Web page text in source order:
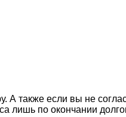
А также если вы не
лишь по окончании